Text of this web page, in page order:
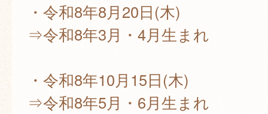
・令和8年8月20日(木)
⇒令和8年3月・4月生まれ
・令和8年10月15日(木)
⇒令和8年5月・6月生まれ